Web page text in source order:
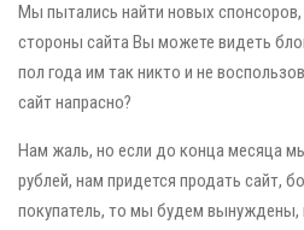
Мы пытались найти новых
стороны сайта Вы можете видеть
пол года им так никто и не
сайт напрасно?
Нам жаль, но если до конца месяца
рублей, нам придется продать сайт,
покупатель, то мы будем вынуждены,